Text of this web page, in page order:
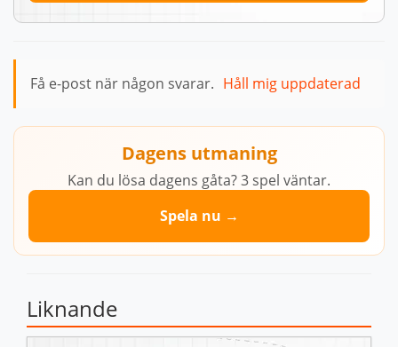
Få e-post när någon svarar. Håll mig uppdaterad
Dagens utmaning
Kan du lösa dagens gåta? 3 spel väntar.
Spela nu →
Liknande